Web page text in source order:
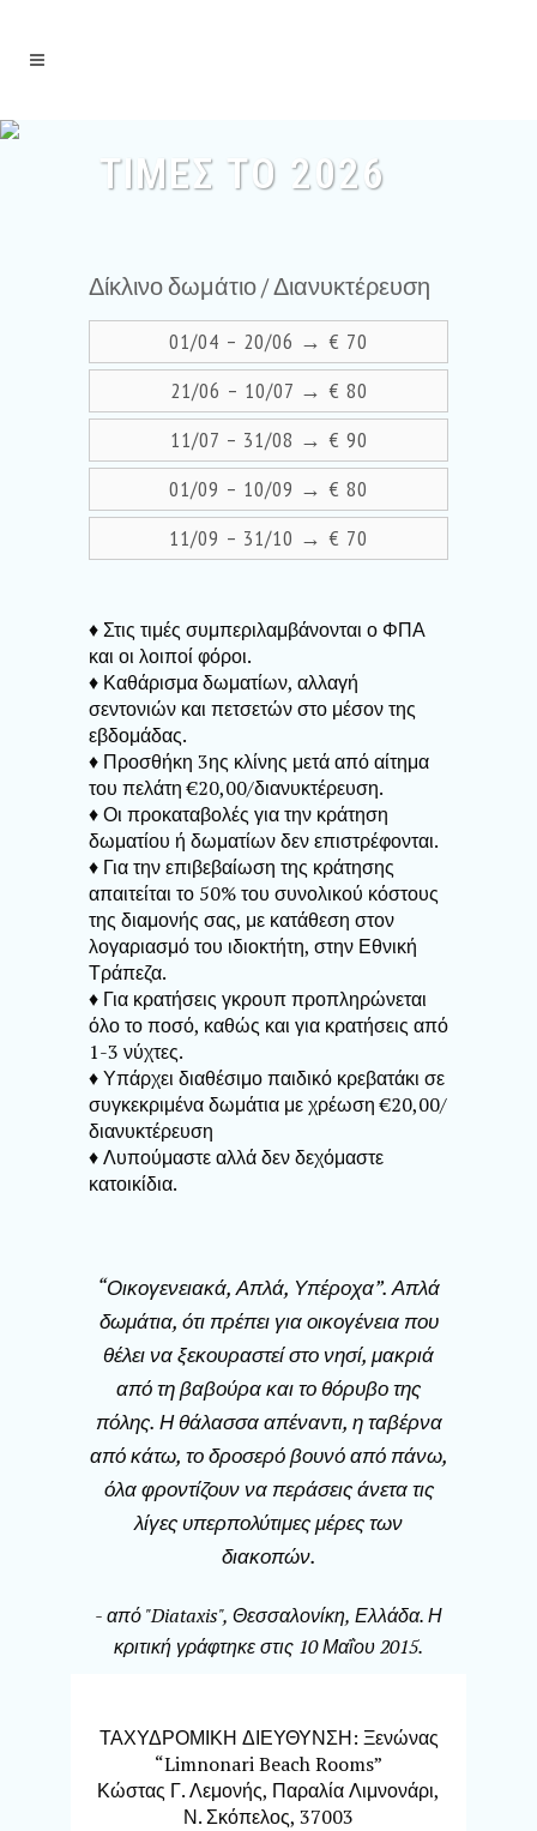
ΤΙΜΈΣ ΤΟ 2026
Δίκλινο δωμάτιο / Διανυκτέρευση
01/04 – 20/06 → € 70
21/06 – 10/07 → € 80
11/07 – 31/08 → € 90
01/09 – 10/09 → € 80
11/09 – 31/10 → € 70
♦ Στις τιμές συμπεριλαμβάνονται ο ΦΠΑ
και οι λοιποί φόροι.
♦ Καθάρισμα δωματίων, αλλαγή
σεντονιών και πετσετών στο μέσον της
εβδομάδας.
♦ Προσθήκη 3ης κλίνης μετά από αίτημα
του πελάτη €20,00/διανυκτέρευση.
♦ Οι προκαταβολές για την κράτηση
δωματίου ή δωματίων δεν επιστρέφονται.
♦ Για την επιβεβαίωση της κράτησης
απαιτείται το 50% του συνολικού κόστους
της διαμονής σας, με κατάθεση στον
λογαριασμό του ιδιοκτήτη, στην Εθνική
Τράπεζα.
♦ Για κρατήσεις γκρουπ προπληρώνεται
όλο το ποσό, καθώς και για κρατήσεις από
1-3 νύχτες.
♦ Υπάρχει διαθέσιμο παιδικό κρεβατάκι σε
συγκεκριμένα δωμάτια με χρέωση €20,00/
διανυκτέρευση
♦ Λυπούμαστε αλλά δεν δεχόμαστε
κατοικίδια.
“Οικογενειακά, Απλά, Υπέροχα”. Απλά
δωμάτια, ότι πρέπει για οικογένεια που
θέλει να ξεκουραστεί στο νησί, μακριά
από τη βαβούρα και το θόρυβο της
πόλης. Η θάλασσα απέναντι, η ταβέρνα
από κάτω, το δροσερό βουνό από πάνω,
όλα φροντίζουν να περάσεις άνετα τις
λίγες υπερπολύτιμες μέρες των
διακοπών.
- από "Diataxis", Θεσσαλονίκη, Ελλάδα. Η
κριτική γράφτηκε στις 10 Μαΐου 2015.
ΤΑΧΥΔΡΟΜΙΚΗ ΔΙΕΥΘΥΝΣΗ: Ξενώνας
“Limnonari Beach Rooms”
Κώστας Γ. Λεμονής, Παραλία Λιμνονάρι,
Ν. Σκόπελος, 37003